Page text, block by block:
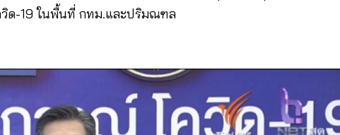
ด-19 ในพื้นที่ กทม.และปริมณฑล